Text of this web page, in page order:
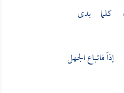
كلما بدى
فاتباع الجهل